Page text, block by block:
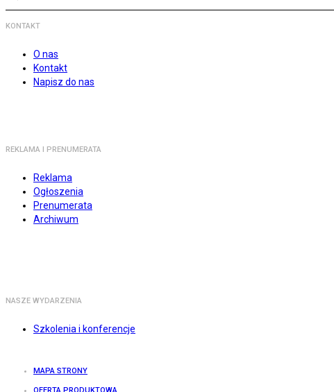
KONTAKT
O nas
Kontakt
Napisz do nas
REKLAMA I PRENUMERATA
Reklama
Ogłoszenia
Prenumerata
Archiwum
NASZE WYDARZENIA
Szkolenia i konferencje
MAPA STRONY